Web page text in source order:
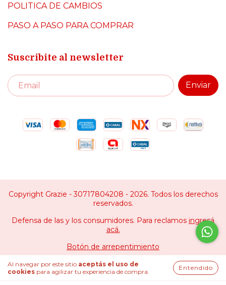
Al navegar por este sitio aceptás el uso de
cookies para agilizar tu experiencia de compra.
Entendido
POLITICA DE CAMBIOS
PASO A PASO PARA COMPRAR
Suscribite al newsletter
Copyright Grazie - 30717804208 - 2026. Todos los derechos
reservados.
Defensa de las y los consumidores. Para reclamos ingresá
acá.
Botón de arrepentimiento